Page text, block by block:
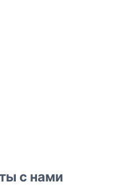
с нами